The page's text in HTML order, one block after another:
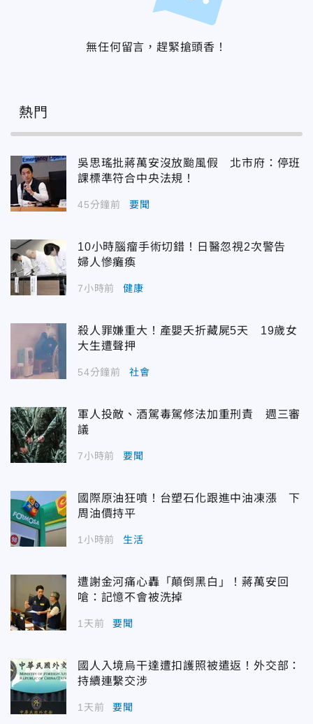
無任何留言，趕緊搶頭香！
熱門
吳思瑤批蔣萬安沒放颱風假 北市府：停班
課標準符合中央法規！
45分鐘前 要聞
10小時腦瘤手術切錯！日醫忽視2次警告
婦人慘癱瘓
7小時前 健康
殺人罪嫌重大！產嬰夭折藏屍5天 19歲女
大生遭聲押
54分鐘前 社會
軍人投敵、酒駕毒駕修法加重刑責 週三審
議
7小時前 要聞
國際原油狂噴！台塑石化跟進中油凍漲 下
周油價持平
1小時前 生活
遭謝金河痛心轟「顛倒黑白」！蔣萬安回
嗆：記憶不會被洗掉
1天前 要聞
國人入境烏干達遭扣護照被遣返！外交部：
持續連繫交涉
1天前 要聞